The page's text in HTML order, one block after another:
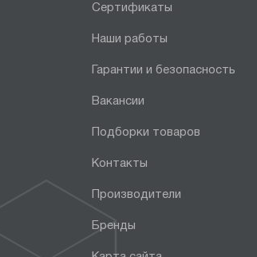
Сертификаты
Наши работы
Гарантии и безопасность
Вакансии
Подборки товаров
Контакты
Производители
Бренды